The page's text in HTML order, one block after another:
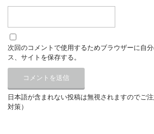
次回のコメントで使用するためブラウザーに自
ス、サイトを保存する。
日本語が含まれない投稿は無視されますのでご
対策）